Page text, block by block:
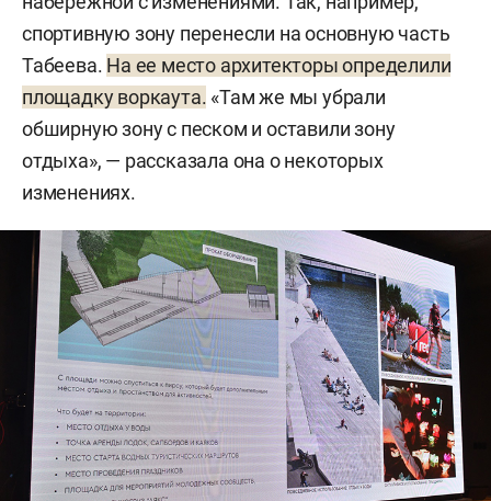
спортивную зону перенесли на основную часть
Табеева. На ее место архитекторы определили
площадку воркаута. «Там же мы убрали
обширную зону с песком и оставили зону
отдыха», — рассказала она о некоторых
изменениях.